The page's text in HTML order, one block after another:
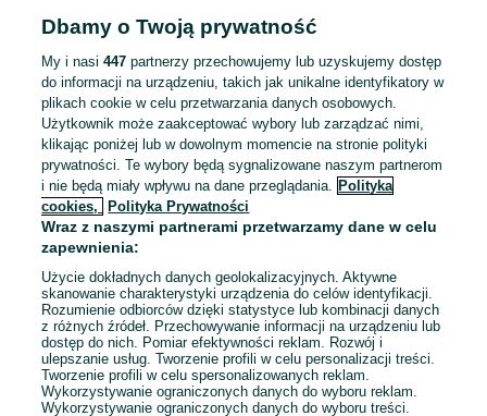
04 sierpnia 2026
Wynajem agregatu
prądotwórczego 35kW -Proton
ZPP 35
492 zł za dobę
Wronki
Wynajem agregatu
prądotwórczego 7,5 kW -
Heron 8_8_9_6_3_2_7
130 zł za dobę
Dbamy o Twoją prywatność
My i nasi447 partnerzy przechowujemy lub uzyskujemy dostęp
do informacji na urządzeniu, takich jak unikalne identyfikatory w
plikach cookie w celu przetwarzania danych osobowych.
Użytkownik może zaakceptować wybory lub zarządzać nimi,
klikając poniżej lub w dowolnym momencie na stronie polityki
prywatności. Te wybory będą sygnalizowane naszym partnerom
i nie będą miały wpływu na dane przeglądania. Polityka
cookies,
Polityka Prywatności
Wraz z naszymi partnerami przetwarzamy dane w celu
zapewnienia:
Użycie dokładnych danych geolokalizacyjnych. Aktywne
skanowanie charakterystyki urządzenia do celów identyfikacji.
Rozumienie odbiorców dzięki statystyce lub kombinacji danych
z różnych źródeł. Przechowywanie informacji na urządzeniu lub
dostęp do nich. Pomiar efektywności reklam. Rozwój i
ulepszanie usług. Tworzenie profili w celu personalizacji treści.
Tworzenie profili w celu spersonalizowanych reklam.
Wykorzystywanie ograniczonych danych do wyboru reklam.
Wykorzystywanie ograniczonych danych do wyboru treści.